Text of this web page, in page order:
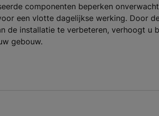
componenten beperken
een vlotte dagelijkse werking. Door
de installatie te verbeteren, verhoogt u
gebouw.